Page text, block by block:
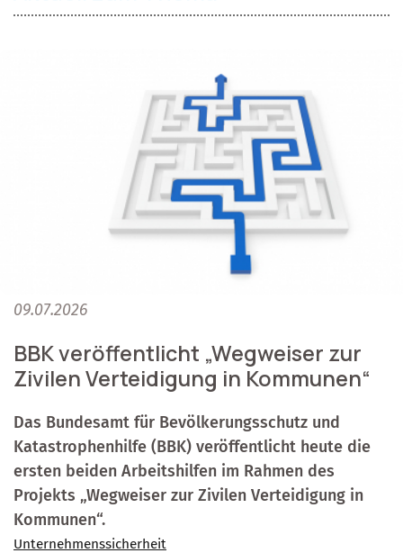
09.07.2026
BBK veröffentlicht „Wegweiser zur
Zivilen Verteidigung in Kommunen“
Das Bundesamt für Bevölkerungsschutz und
Katastrophenhilfe (BBK) veröffentlicht heute die
ersten beiden Arbeitshilfen im Rahmen des
Projekts „Wegweiser zur Zivilen Verteidigung in
Kommunen“.
Unternehmenssicherheit